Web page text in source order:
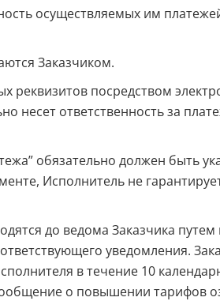
осуществляемых им
Заказчиком.
реквизитов посредством
несет ответственность за
обязательно должен быть
Исполнитель не
до ведома Заказчика
уведомления.
в течение 10
о повышении тарифов